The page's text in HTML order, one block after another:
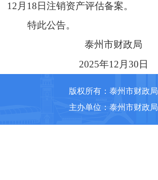
12月 18 日注销资产评估备案。
特此公告。
泰州市财政局
2025年12月 30 日
版权所有：泰州市财政局
主办单位：泰州市财政局